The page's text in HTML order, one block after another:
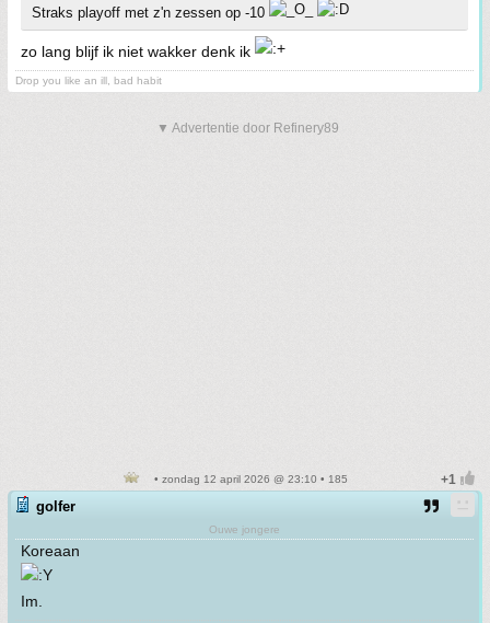
Straks playoff met z'n zessen op -10
zo lang blijf ik niet wakker denk ik
Drop you like an ill, bad habit
▼ Advertentie door Refinery89
• zondag 12 april 2026 @ 23:10 • 185
golfer
Ouwe jongere
Koreaan
Im.